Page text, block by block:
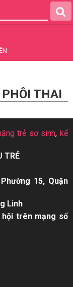
THAI
trẻ sơ sinh,kể
TRẺ
15, Quận
Linh
hội trên mạng số